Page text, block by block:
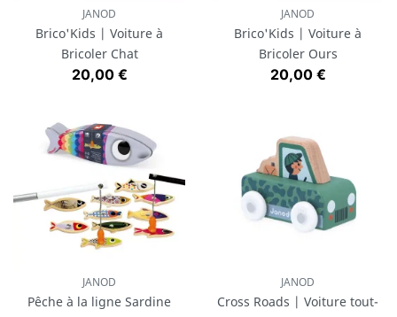
JANOD
Brico'Kids | Voiture à
Bricoler Chat
Prix
20,00 €
JANOD
Brico'Kids | Voiture à
Bricoler Ours
Prix
20,00 €
JANOD
Pêche à la ligne Sardine
JANOD
Cross Roads | Voiture tout-